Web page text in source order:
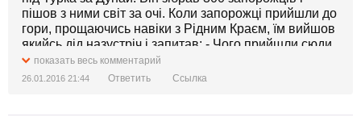
пішов з ними світ за очі. Коли запорожці прийшли до
гори, прощаючись навіки з Рідним Краєм, їм вийшов
якийсь дід назустріч і запитав: - Чого прийшли сюди
ви, діти? [Зображення недоступне]
показать весь комментарий
26.01.2016 21:44 Ответить Ссылка